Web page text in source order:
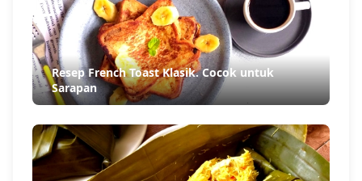
Resep French Toast Klasik. Cocok untuk
Sarapan